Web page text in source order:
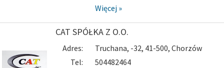
Więcej »
CAT SPÓŁKA Z O.O.
Adres:
Truchana, -32, 41-500, Chorzów
Tel:
504482464